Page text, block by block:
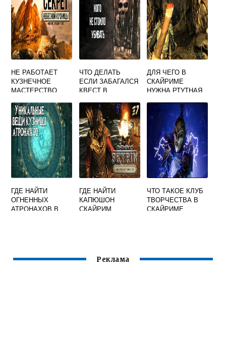
НЕ РАБОТАЕТ
КУЗНЕЧНОЕ
МАСТЕРСТВО
ЧТО ДЕЛАТЬ
ЕСЛИ ЗАБАГАЛСЯ
КВЕСТ В
ДЛЯ ЧЕГО В
СКАЙРИМЕ
НУЖНА РТУТНАЯ
ГДЕ НАЙТИ
ОГНЕННЫХ
АТРОНАХОВ В
ГДЕ НАЙТИ
КАПЮШОН
СКАЙРИМ
ЧТО ТАКОЕ КЛУБ
ТВОРЧЕСТВА В
СКАЙРИМЕ
Реклама